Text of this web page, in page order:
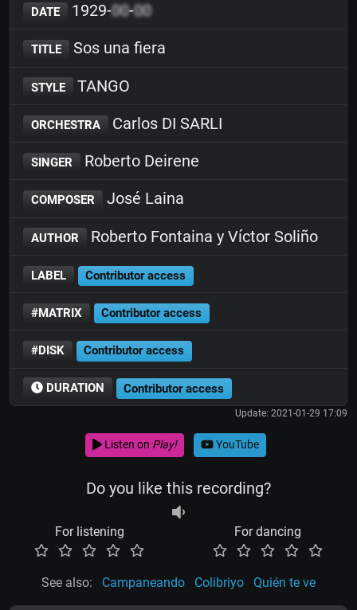
DATE 1929-00-00
TITLE Sos una fiera
STYLE TANGO
ORCHESTRA Carlos DI SARLI
SINGER Roberto Deirene
COMPOSER José Laina
AUTHOR Roberto Fontaina y Víctor Soliño
LABEL Contributor access
#MATRIX Contributor access
#DISK Contributor access
DURATION Contributor access
Update: 2021-01-29 17:09
Listen on Play! YouTube
Do you like this recording?
For listening For dancing
See also: Campaneando Colibriyo Quién te ve